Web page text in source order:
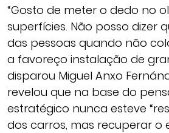
“Gosto de meter o dedo no
superfícies. Não posso dizer
das pessoas quando não
a favoreço instalação de
disparou Miguel Anxo
revelou que na base do
estratégico nunca esteve
dos carros, mas recuperar o